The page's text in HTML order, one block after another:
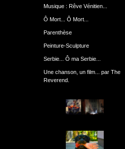
Musique : Rêve Vénitien...
Ô Mort... Ô Mort...
Parenthèse
Peinture-Sculpture
Serbie... Ô ma Serbie...
Une chanson, un film... par The
Reverend.